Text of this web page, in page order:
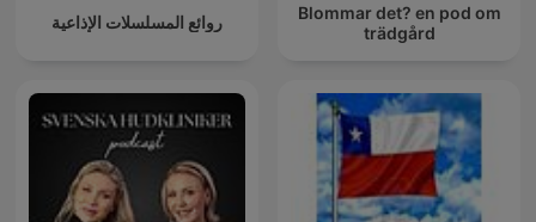
روائع المسلسلات الإذاعية
Blommar det? en pod om
trädgård